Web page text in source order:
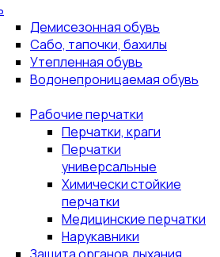
Демисезонная обувь
Сабо, тапочки, бахилы
Утепленная обувь
Водонепроницаемая обувь
Рабочие перчатки
Перчатки, краги
Перчатки
универсальные
Химически стойкие
перчатки
Медицинские перчатки
Нарукавники